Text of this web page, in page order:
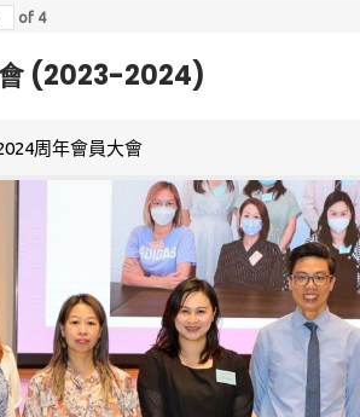
of 4
會 (2023-2024)
周年會員大會